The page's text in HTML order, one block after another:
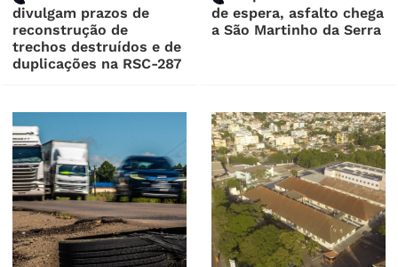
divulgam prazos de
reconstrução de
trechos destruídos e de
duplicações na RSC-287
de espera, asfalto chega
a São Martinho da Serra